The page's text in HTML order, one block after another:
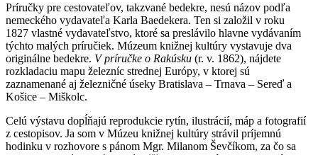
Príručky pre cestovateľov, takzvané bedekre, nesú názov podľa
nemeckého vydavateľa Karla Baedekera. Ten si založil v roku
1827 vlastné vydavateľstvo, ktoré sa preslávilo hlavne vydávaním
týchto malých príručiek. Múzeum knižnej kultúry vystavuje dva
originálne bedekre. V príručke o Rakúsku (r. v. 1862), nájdete
rozkladaciu mapu železníc strednej Európy, v ktorej sú
zaznamenané aj železničné úseky Bratislava – Trnava – Sereď a
Košice – Miškolc.
Celú výstavu dopĺňajú reprodukcie rytín, ilustrácií, máp a fotografií
z cestopisov. Ja som v Múzeu knižnej kultúry strávil príjemnú
hodinku v rozhovore s pánom Mgr. Milanom Ševčíkom, za čo sa